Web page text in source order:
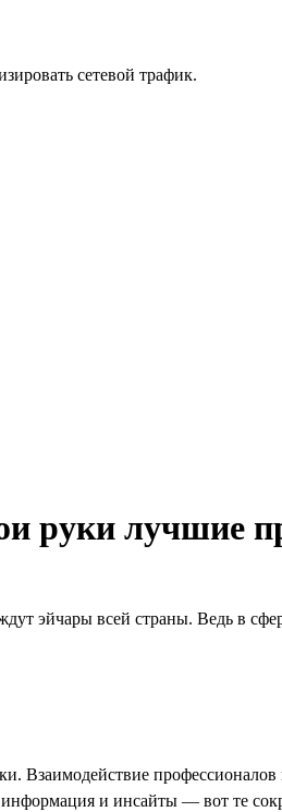
сетевой трафик.
руки лучшие
эйчары всей страны. Ведь в
профессионалов
и инсайты — вот те